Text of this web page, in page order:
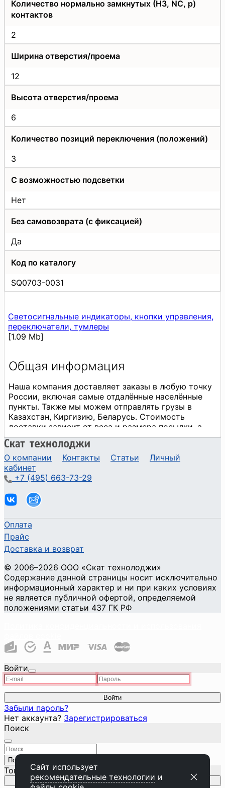
Количество нормально замкнутых (НЗ, NC, р)
контактов
2
Ширина отверстия/проема
12
Высота отверстия/проема
6
Количество позиций переключения (положений)
3
С возможностью подсветки
Нет
Без самовозврата (с фиксацией)
Да
Код по каталогу
SQ0703-0031
Светосигнальные индикаторы, кнопки управления,
переключатели, тумлеры
[1.09 Mb]
О компании Контакты Статьи
Личный
кабинет
+7 (495) 663-73-29
Оплата
Прайс
Доставка и возврат
© 2006–2026 ООО «Скат технолоджи»
Содержание данной страницы носит исключительно
информационный характер и ни при каких условиях
не является публичной офертой, определяемой
положениями статьи 437 ГК РФ
Войти
Войти
Забыли пароль?
Нет аккаунта? Зарегистрироваться
Поиск
Поиск
Товар добавлен в корзину
Перейти к корзине
Сайт использует
рекомендательные технологии и